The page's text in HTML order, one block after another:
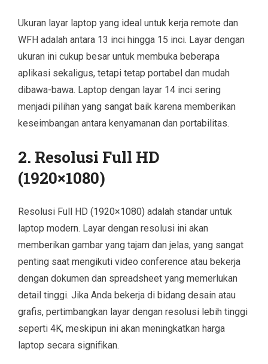
Ukuran layar laptop yang ideal untuk kerja remote dan
WFH adalah antara 13 inci hingga 15 inci. Layar dengan
ukuran ini cukup besar untuk membuka beberapa
aplikasi sekaligus, tetapi tetap portabel dan mudah
dibawa-bawa. Laptop dengan layar 14 inci sering
menjadi pilihan yang sangat baik karena memberikan
keseimbangan antara kenyamanan dan portabilitas.
2. Resolusi Full HD
(1920×1080)
Resolusi Full HD (1920×1080) adalah standar untuk
laptop modern. Layar dengan resolusi ini akan
memberikan gambar yang tajam dan jelas, yang sangat
penting saat mengikuti video conference atau bekerja
dengan dokumen dan spreadsheet yang memerlukan
detail tinggi. Jika Anda bekerja di bidang desain atau
grafis, pertimbangkan layar dengan resolusi lebih tinggi
seperti 4K, meskipun ini akan meningkatkan harga
laptop secara signifikan.